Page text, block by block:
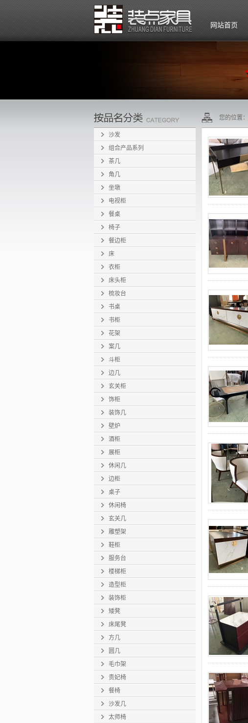
网站首页
沙发
组合产品系列
茶几
角几
坐墩
电视柜
餐桌
椅子
餐边柜
床
衣柜
床头柜
梳妆台
书桌
书柜
花架
案几
斗柜
边几
玄关柜
饰柜
装饰几
壁炉
酒柜
展柜
休闲几
边柜
桌子
休闲椅
玄关几
雕塑架
鞋柜
服务台
楼梯柜
造型柜
装饰柜
矮凳
床尾凳
方几
圆几
毛巾架
贵妃椅
餐椅
沙发几
太师椅
您的位置：